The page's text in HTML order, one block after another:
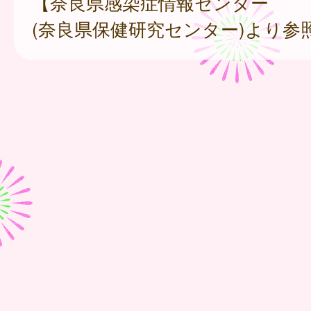
(奈良県保健研究センター)より参